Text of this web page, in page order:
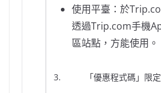
使用平臺：於
透過Trip.com手機
區站點，方能使用。
3. 「優惠程式碼」限定